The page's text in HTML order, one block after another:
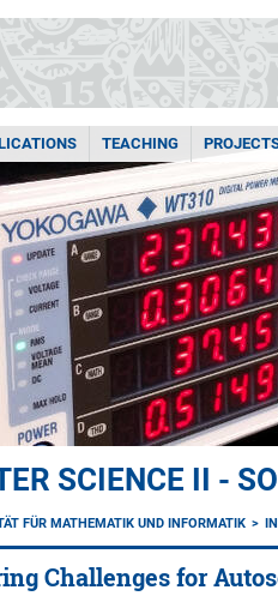
TEACHING
SCIENCE II -
FÜR MATHEMATIK UND INFORMATIK
Challenges for